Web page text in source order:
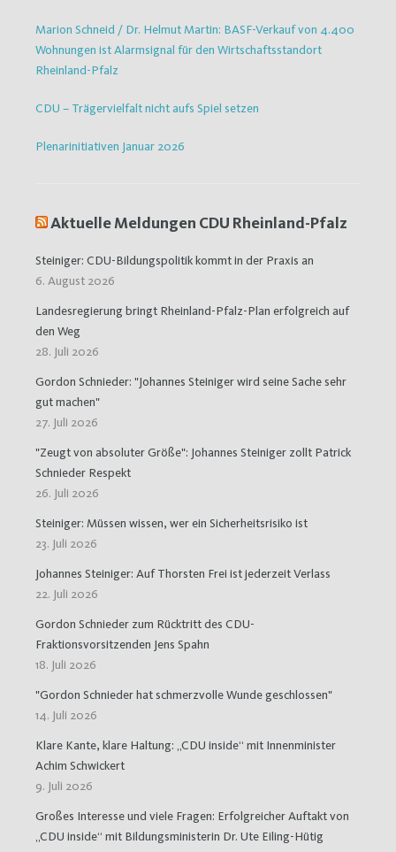
Marion Schneid / Dr. Helmut Martin: BASF-Verkauf von 4.400
Wohnungen ist Alarmsignal für den Wirtschaftsstandort
Rheinland-Pfalz
CDU – Trägervielfalt nicht aufs Spiel setzen
Plenarinitiativen Januar 2026
Aktuelle Meldungen CDU Rheinland-Pfalz
Steiniger: CDU-Bildungspolitik kommt in der Praxis an
6. August 2026
Landesregierung bringt Rheinland-Pfalz-Plan erfolgreich auf
den Weg
28. Juli 2026
Gordon Schnieder: "Johannes Steiniger wird seine Sache sehr
gut machen"
27. Juli 2026
"Zeugt von absoluter Größe": Johannes Steiniger zollt Patrick
Schnieder Respekt
26. Juli 2026
Steiniger: Müssen wissen, wer ein Sicherheitsrisiko ist
23. Juli 2026
Johannes Steiniger: Auf Thorsten Frei ist jederzeit Verlass
22. Juli 2026
Gordon Schnieder zum Rücktritt des CDU-
Fraktionsvorsitzenden Jens Spahn
18. Juli 2026
"Gordon Schnieder hat schmerzvolle Wunde geschlossen"
14. Juli 2026
Klare Kante, klare Haltung: „CDU inside“ mit Innenminister
Achim Schwickert
9. Juli 2026
Großes Interesse und viele Fragen: Erfolgreicher Auftakt von
„CDU inside“ mit Bildungsministerin Dr. Ute Eiling-Hütig